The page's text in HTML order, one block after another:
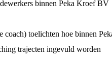
binnen Peka Kroef BV
coach) toelichten hoe binnen
trajecten ingevuld worden